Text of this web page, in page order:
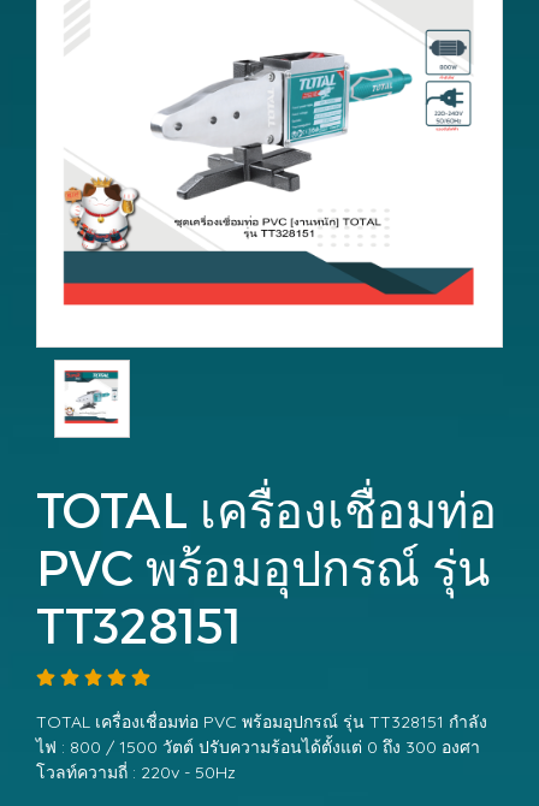
TOTAL เครื่องเชื่อมท่อ
PVC พร้อมอุปกรณ์ รุ่น
TT328151
TOTAL เครื่องเชื่อมท่อ PVC พร้อมอุปกรณ์ รุ่น TT328151 กำลัง
ไฟ : 800 / 1500 วัตต์ ปรับความร้อนได้ตั้งแต่ 0 ถึง 300 องศา
โวลท์ความถี่ : 220v - 50Hz